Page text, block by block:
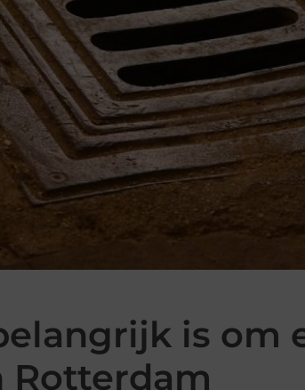
is om